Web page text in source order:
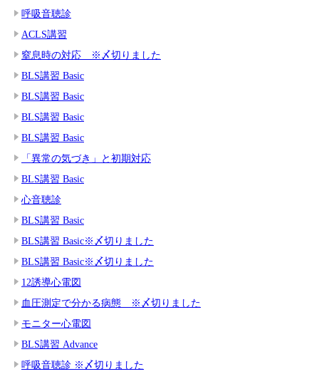
呼吸音聴診
ACLS講習
窒息時の対応 ※〆切りました
BLS講習 Basic
BLS講習 Basic
BLS講習 Basic
BLS講習 Basic
「異常の気づき」と初期対応
BLS講習 Basic
心音聴診
BLS講習 Basic
BLS講習 Basic※〆切りました
BLS講習 Basic※〆切りました
12誘導心電図
血圧測定で分かる病態 ※〆切りました
モニター心電図
BLS講習 Advance
呼吸音聴診 ※〆切りました